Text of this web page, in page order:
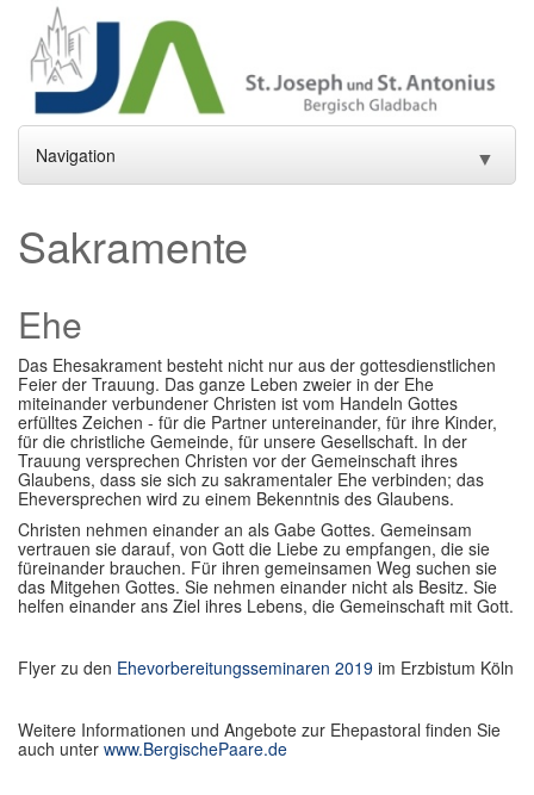
Navigation ▼
Aktuelles
Gottesdienste und Sakramente
Pfarrei ▼
Gremien
Gemeindeleben
Einrichtungen
Im Überblick
Links
Kontakt
Sakramente
Ehe
Das Ehesakrament besteht nicht nur aus der gottesdienstlichen
Feier der Trauung. Das ganze Leben zweier in der Ehe
miteinander verbundener Christen ist vom Handeln Gottes
erfülltes Zeichen - für die Partner untereinander, für ihre Kinder,
für die christliche Gemeinde, für unsere Gesellschaft. In der
Trauung versprechen Christen vor der Gemeinschaft ihres
Glaubens, dass sie sich zu sakramentaler Ehe verbinden; das
Eheversprechen wird zu einem Bekenntnis des Glaubens.
Christen nehmen einander an als Gabe Gottes. Gemeinsam
vertrauen sie darauf, von Gott die Liebe zu empfangen, die sie
füreinander brauchen. Für ihren gemeinsamen Weg suchen sie
das Mitgehen Gottes. Sie nehmen einander nicht als Besitz. Sie
helfen einander ans Ziel ihres Lebens, die Gemeinschaft mit Gott.
Flyer zu den Ehevorbereitungsseminaren 2019 im Erzbistum Köln
Weitere Informationen und Angebote zur Ehepastoral finden Sie
auch unter www.BergischePaare.de